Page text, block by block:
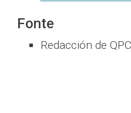
Fonte
Redacción de